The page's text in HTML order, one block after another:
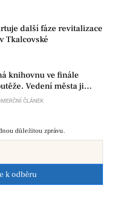
další fáze revitalizace
Tkalcovské
knihovnu ve finále
Vedení města ji
ČLÁNEK
důležitou zprávu.
k odběru